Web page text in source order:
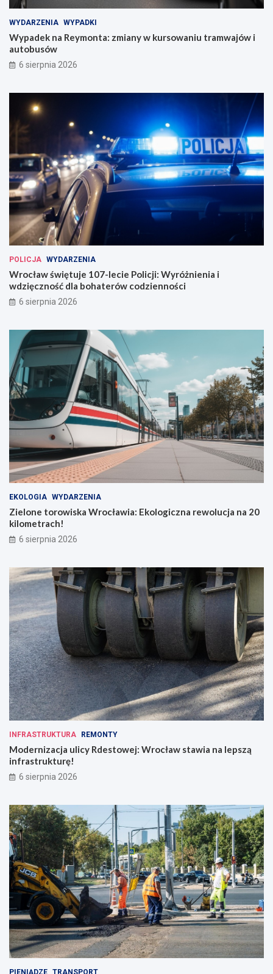
WYDARZENIA WYPADKI
Wypadek na Reymonta: zmiany w kursowaniu tramwajów i
autobusów
6 sierpnia 2026
POLICJA WYDARZENIA
Wrocław świętuje 107-lecie Policji: Wyróżnienia i
wdzięczność dla bohaterów codzienności
6 sierpnia 2026
EKOLOGIA WYDARZENIA
Zielone torowiska Wrocławia: Ekologiczna rewolucja na 20
kilometrach!
6 sierpnia 2026
INFRASTRUKTURA REMONTY
Modernizacja ulicy Rdestowej: Wrocław stawia na lepszą
infrastrukturę!
6 sierpnia 2026
PIENIĄDZE TRANSPORT